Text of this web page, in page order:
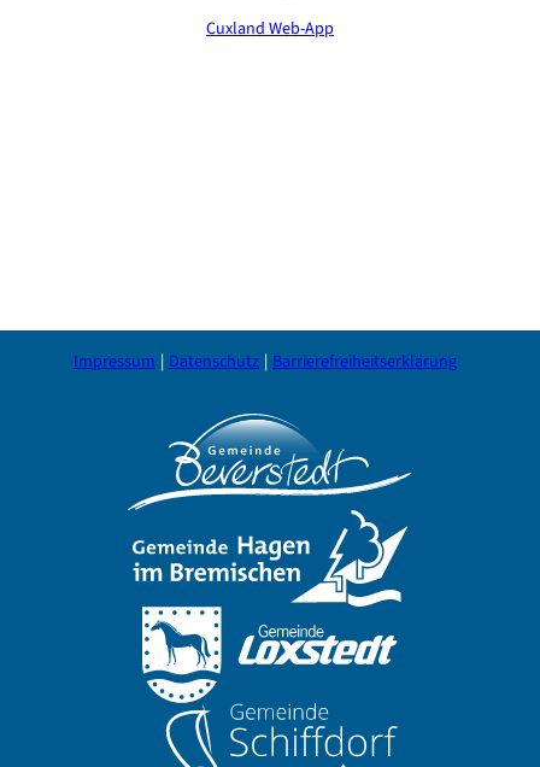
Cuxland Web-App
Impressum Datenschutz Barrierefreiheitserklärung